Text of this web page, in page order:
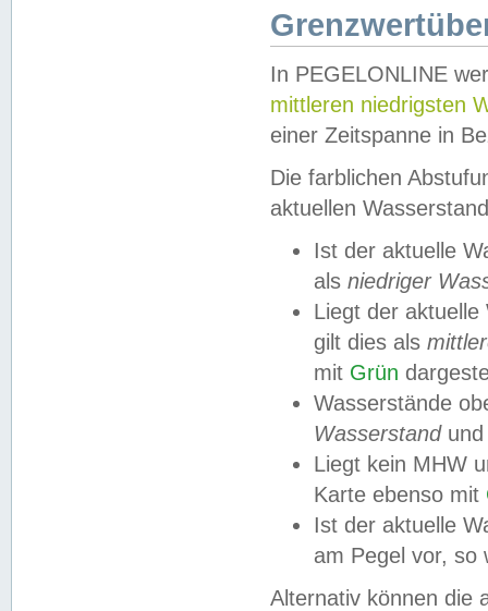
In PEGELONLINE
mittleren niedrigsten
einer Zeitspanne in
Die farblichen
aktuellen
Ist der aktuelle
als niedriger
Liegt der
gilt dies als
mit Grün
Wasserstände
Wasserstandund
Liegt kein MHW
Karte ebenso mit
Ist der aktuelle
am Pegel vor,
Alternativ können die